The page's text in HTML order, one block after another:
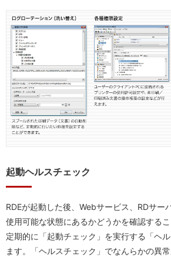
起動ヘルスチェック
RDEが起動した後、Webサービス、RDサー
使用可能な状態にあるかどうかを確認するこ
定期的に「起動チェック」を実行する「ヘ
ます。「ヘルスチェック」でなんらかの異